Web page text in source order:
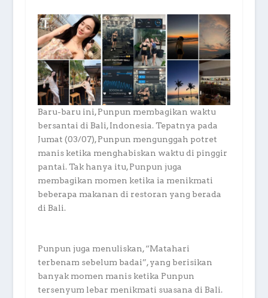
Baru-baru ini, Punpun membagikan waktu
bersantai di Bali, Indonesia. Tepatnya pada
Jumat (03/07), Punpun mengunggah potret
manis ketika menghabiskan waktu di pinggir
pantai. Tak hanya itu, Punpun juga
membagikan momen ketika ia menikmati
beberapa makanan di restoran yang berada
di Bali.
Punpun juga menuliskan, “Matahari
terbenam sebelum badai”, yang berisikan
banyak momen manis ketika Punpun
tersenyum lebar menikmati suasana di Bali.